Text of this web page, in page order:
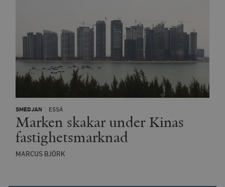
SMEDJAN ESSÄ
Marken skakar under Kinas
fastighetsmarknad
MARCUS BJÖRK